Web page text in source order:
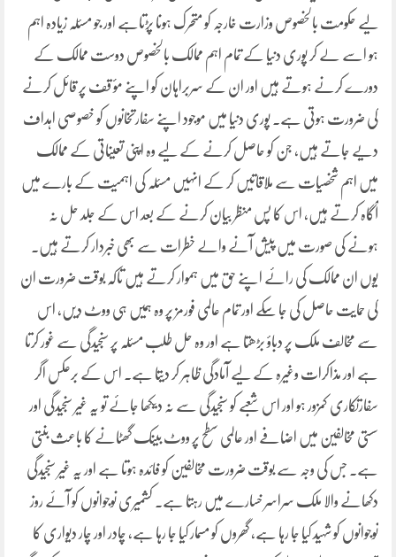
لیے حکومت بالخصوص وزارت خارجہ کو متحرک ہونا پڑتاہے اور جو مسئلہ زیادہ اہم
ہو اسے لے کر پوری دنیا کے تمام اہم ممالک بالخصوص دوست ممالک کے
دورے کرنے ہوتے ہیں اور ان کے سربراہان کو اپنے مؤ قف پر قائل کرنے
کی ضرورت ہوتی ہے۔ پوری دنیا میں موجود اپنے سفارتخانوں کو خصوصی اہداف
دیے جاتے ہیں، جن کو حاصل کرنے کے لیے وہ اپنی تعیناتی کے ممالک
میں اہم شخصیات سے ملاقاتیں کر کے انہیں مسئلہ کی اہمیت کے بارے میں
آگاہ کرتے ہیں، اس کا پس منظر بیان کرنے کے بعد اس کے جلد حل نہ
ہونے کی صورت میں پیش آنے والے خطرات سے بھی خبردار کرتے ہیں۔
یوں ان ممالک کی رائے اپنے حق میں ہموار کرتے ہیں تاکہ بوقت ضرورت ان
کی حمایت حاصل کی جا سکے اور تمام عالمی فورمز پر وہ ہمیں ہی ووٹ دیں، اس
سے مخالف ملک پر دباؤ بڑھتا ہے اور وہ حل طلب مسئلہ پر سنجیدگی سے غور کرتا
ہے اور مذاکرات وغیرہ کے لیے آمادگی ظاہر کر دیتا ہے۔ اس کے برعکس اگر
سفارتکاری کمزور ہو اور اس شعبے کو سنجیدگی سے نہ دیکھا جائے تو یہ غیر سنجیدگی اور
سستی مخالفین میں اضافے اور عالمی سطح پر ووٹ بینک گھٹانے کا باعث بنتی
ہے۔ جس کی وجہ سے بوقت ضرورت مخالفین کو فائدہ ہوتا ہے اور یہ غیر سنجیدگی
دکھانے والا ملک سراسر خسارے میں رہتا ہے۔ کشمیری نوجوانوں کو آئے روز
نوجوانوں کو شہید کیا جا رہا ہے، گھروں کو مسمار کیا جا رہا ہے، چادر اور چار دیواری کا